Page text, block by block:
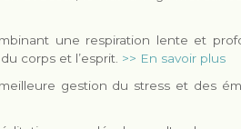
une respiration lente et
corps et l’esprit. >> En savoir plus
gestion du stress et des